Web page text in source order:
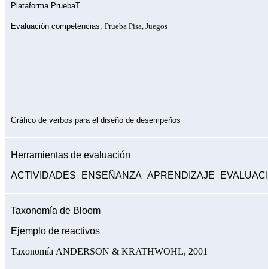
Plataforma PruebaT.
Evaluación competencias, Prueba Pisa, Juegos
Gráfico de verbos para el diseño de desempeños
Herramientas de evaluación
Taxonomía de Bloom
Ejemplo de reactivos
Taxonomía ANDERSON & KRATHWOHL, 2001